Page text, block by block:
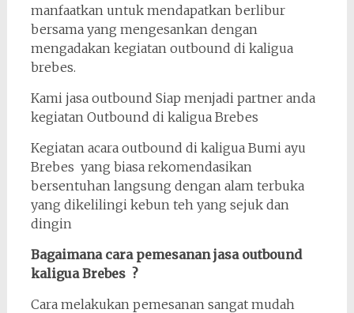
manfaatkan untuk mendapatkan berlibur
bersama yang mengesankan dengan
mengadakan kegiatan outbound di kaligua
brebes.
Kami jasa outbound Siap menjadi partner anda
kegiatan Outbound di kaligua Brebes
Kegiatan acara outbound di kaligua Bumi ayu
Brebes yang biasa rekomendasikan
bersentuhan langsung dengan alam terbuka
yang dikelilingi kebun teh yang sejuk dan
dingin
Bagaimana cara pemesanan jasa outbound
kaligua Brebes ?
Cara melakukan pemesanan sangat mudah